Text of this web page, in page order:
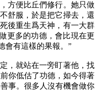
方便比丘們修行。她只做
舒服，於是把它掃去，還
後重生爲天神，有一大群
更多的功德，會比現在更
會有這樣的果報。”
，就站在一旁盯著他，找
你低估了功德，如今得著
事。很多人沒有機會做你